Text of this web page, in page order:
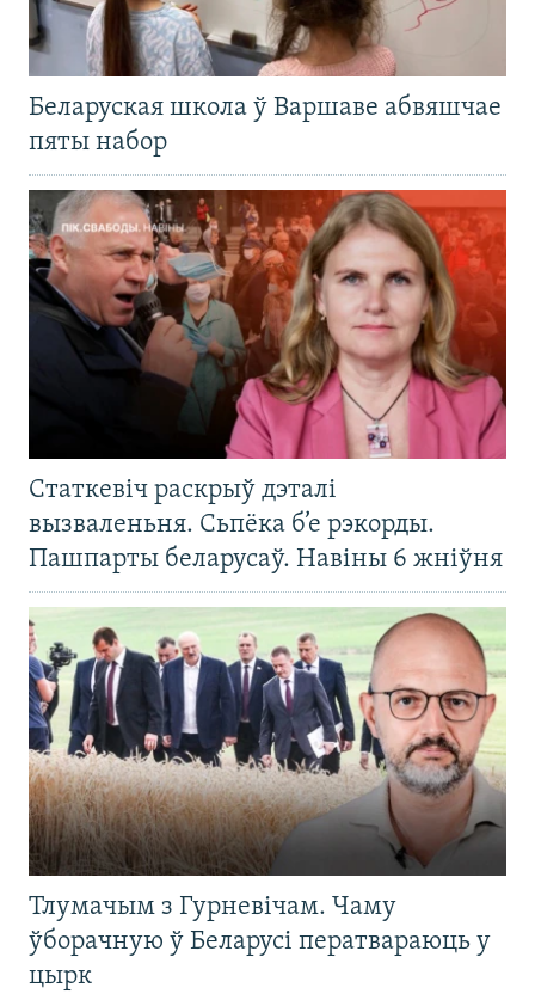
Беларуская школа ў Варшаве абвяшчае
пяты набор
Статкевіч раскрыў дэталі
вызваленьня. Сьпёка б’е рэкорды.
Пашпарты беларусаў. Навіны 6 жніўня
Тлумачым з Гурневічам. Чаму
ўборачную ў Беларусі ператвараюць у
цырк